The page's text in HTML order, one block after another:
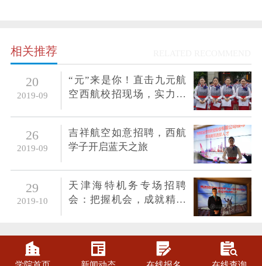
相关推荐
20
2019-09
“元”来是你！直击九元航
空西航校招现场，实力成
26
2019-09
吉祥航空如意招聘，西航
学子开启蓝天之旅
29
2019-10
天津海特机务专场招聘
会：把握机会，成就精彩
   